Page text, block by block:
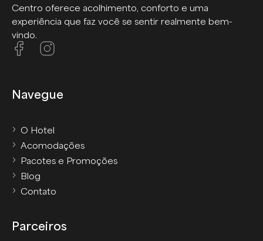
Centro oferece acolhimento, conforto e uma
experiência que faz você se sentir realmente bem-
vindo.
Navegue
O Hotel
Acomodações
Pacotes e Promoções
Blog
Contato
Parceiros